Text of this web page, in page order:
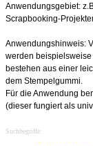
Anwendungsgebiet:
Scrapbooking-
Anwendungshinweis:
werden
bestehen aus einer
dem Stempelgummi.
Für die Anwendung
(dieser fungiert als
Suchbegriffe: